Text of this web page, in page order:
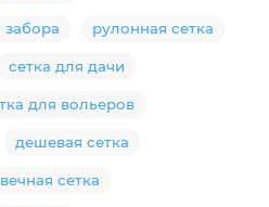
забора рулонная сетка
сетка для дачи
для вольеров
дешевая сетка
сетка